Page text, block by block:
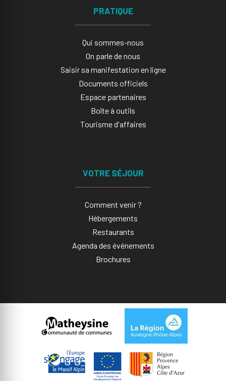
PRATIQUE
Qui sommes-nous
On parle de nous
Saisir sa manifestation en ligne​
Documents officiels
Espace partenaires
Boîte à outils
Tourisme d'affaires
VOTRE SÉJOUR
Comment venir ?
Hébergements
Restaurants
Agenda des événements
Brochures